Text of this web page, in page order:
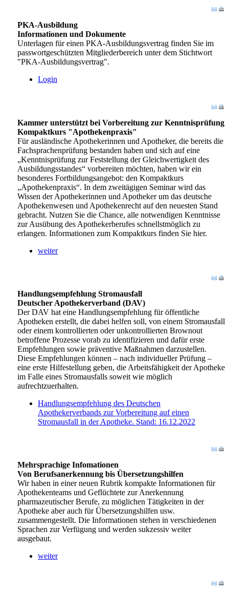
PKA-Ausbildung
Informationen und Dokumente
Unterlagen für einen PKA-Ausbildungsvertrag finden Sie im
passwortgeschützten Mitgliederbereich unter dem Stichtwort
"PKA-Ausbildungsvertrag".
Login
Kammer unterstützt bei Vorbereitung zur Kenntnisprüfung
Kompaktkurs "Apothekenpraxis"
Für ausländische Apothekerinnen und Apotheker, die bereits die
Fachsprachenprüfung bestanden haben und sich auf eine
„Kenntnisprüfung zur Feststellung der Gleichwertigkeit des
Ausbildungsstandes“ vorbereiten möchten, haben wir ein
besonderes Fortbildungsangebot: den Kompaktkurs
„Apothekenpraxis“. In dem zweitägigen Seminar wird das
Wissen der Apothekerinnen und Apotheker um das deutsche
Apothekenwesen und Apothekenrecht auf den neuesten Stand
gebracht. Nutzen Sie die Chance, alle notwendigen Kenntnisse
zur Ausübung des Apothekerberufes schnellstmöglich zu
erlangen. Informationen zum Kompaktkurs finden Sie hier.
weiter
Handlungsempfehlung Stromausfall
Deutscher Apothekerverband (DAV)
Der DAV hat eine Handlungsempfehlung für öffentliche
Apotheken erstellt, die dabei helfen soll, von einem Stromausfall
oder einem kontrollierten oder unkontrollierten Brownout
betroffene Prozesse vorab zu identifizieren und dafür erste
Empfehlungen sowie präventive Maßnahmen darzustellen.
Diese Empfehlungen können – nach individueller Prüfung –
eine erste Hilfestellung geben, die Arbeitsfähigkeit der Apotheke
im Falle eines Stromausfalls soweit wie möglich
aufrechtzuerhalten.
Handlungsempfehlung des Deutschen
Apothekerverbands zur Vorbereitung auf einen
Stromausfall in der Apotheke. Stand: 16.12.2022
Mehrsprachige Infomationen
Von Berufsanerkennung bis Übersetzungshilfen
Wir haben in einer neuen Rubrik kompakte Informationen für
Apothekenteams und Geflüchtete zur Anerkennung
pharmazeutischer Berufe, zu möglichen Tätigkeiten in der
Apotheke aber auch für Übersetzungshilfen usw.
zusammengestellt. Die Informationen stehen in verschiedenen
Sprachen zur Verfügung und werden sukzessiv weiter
ausgebaut.
weiter